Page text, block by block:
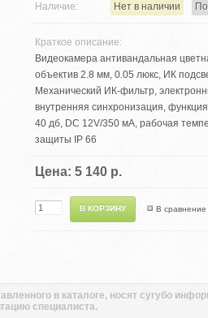
Наличие:
Нет в наличии
Краткое описание:
Видеокамера антивандальная
объектив 2.8 мм, 0.05 люкс, ИК
Механический ИК-фильтр,
внутренняя синхронизация,
40 дб, DC 12V/350 мА, рабочая
защиты IP 66
Цена: 5 140 р.
В сравнение
в каталоге, носят сугубо
специалиста.